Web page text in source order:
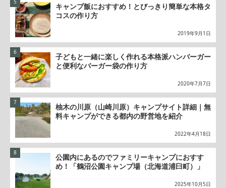
キャンプ飯におすすめ！とびっきり簡単な本格タ
コスの作り方
2019年9月1日
子どもと一緒に楽しく作れる本格派ハンバーガー
と便利なバーガー袋の作り方
2020年7月7日
柚木の川原（山崎川原）キャンプサイト詳細｜無
料キャンプができる都内の野営地を紹介
2022年4月18日
公園内にあるのでファミリーキャンプにおすす
め！「鶴沼公園キャンプ場（北海道浦臼町）」
2025年10月5日